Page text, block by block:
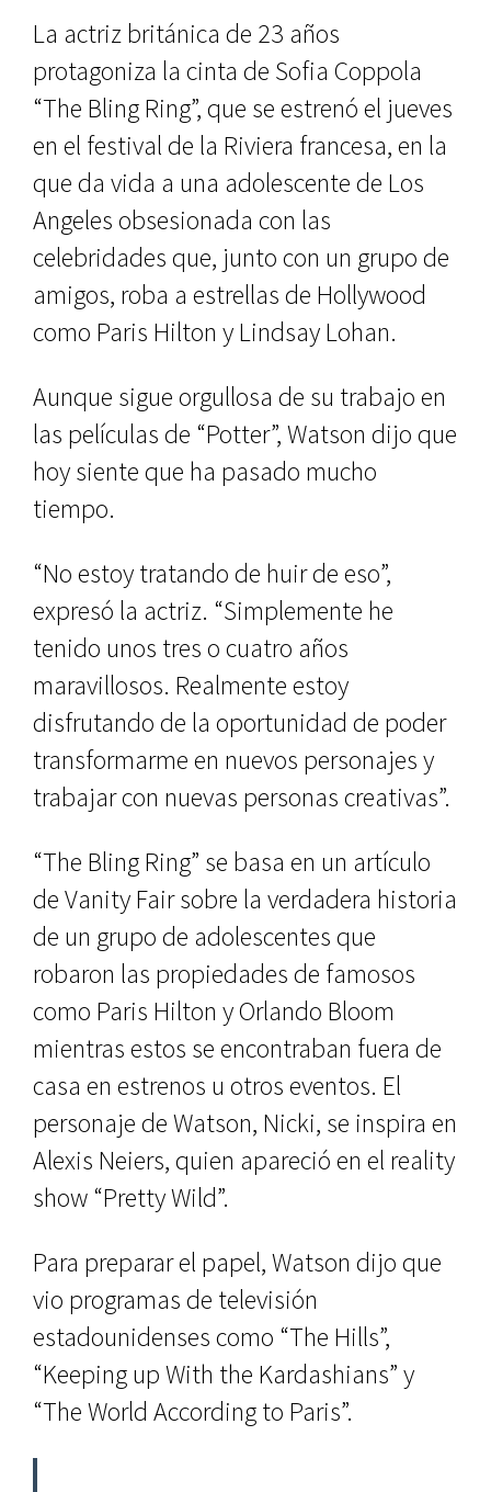
La actriz británica de 23 años
protagoniza la cinta de Sofia Coppola
“The Bling Ring”, que se estrenó el jueves
en el festival de la Riviera francesa, en la
que da vida a una adolescente de Los
Angeles obsesionada con las
celebridades que, junto con un grupo de
amigos, roba a estrellas de Hollywood
como Paris Hilton y Lindsay Lohan.
Aunque sigue orgullosa de su trabajo en
las películas de “Potter”, Watson dijo que
hoy siente que ha pasado mucho
tiempo.
“No estoy tratando de huir de eso”,
expresó la actriz. “Simplemente he
tenido unos tres o cuatro años
maravillosos. Realmente estoy
disfrutando de la oportunidad de poder
transformarme en nuevos personajes y
trabajar con nuevas personas creativas”.
“The Bling Ring” se basa en un artículo
de Vanity Fair sobre la verdadera historia
de un grupo de adolescentes que
robaron las propiedades de famosos
como Paris Hilton y Orlando Bloom
mientras estos se encontraban fuera de
casa en estrenos u otros eventos. El
personaje de Watson, Nicki, se inspira en
Alexis Neiers, quien apareció en el reality
show “Pretty Wild”.
Para preparar el papel, Watson dijo que
vio programas de televisión
estadounidenses como “The Hills”,
“Keeping up With the Kardashians” y
“The World According to Paris”.